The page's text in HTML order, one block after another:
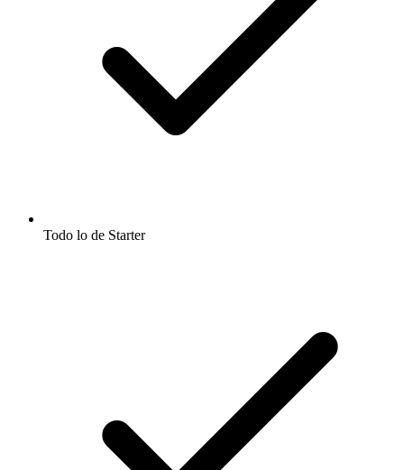
Todo lo de Starter